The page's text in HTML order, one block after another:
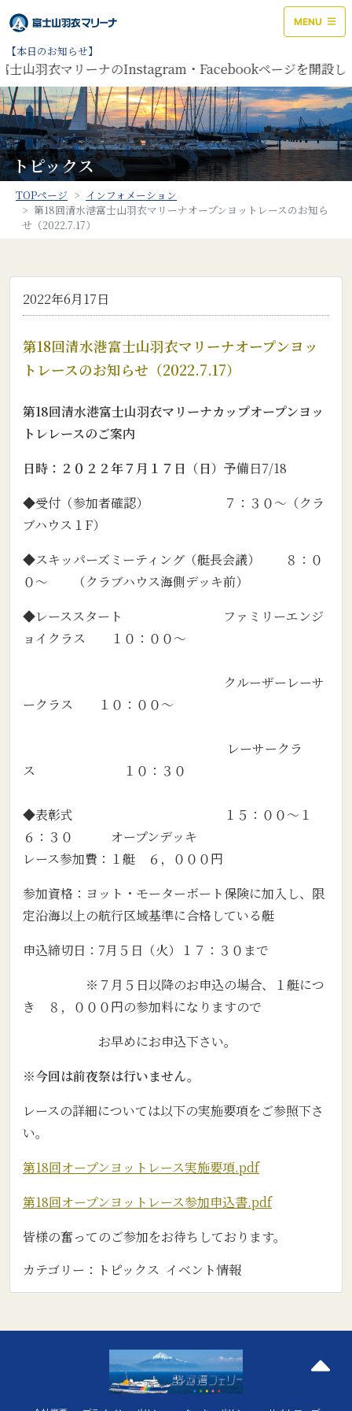
MENU
【本日のお知らせ】
山羽衣マリーナのInstagram・Facebookページを開設し
トピックス
TOPページ
インフォメーション
第18回清水港富士山羽衣マリーナオープンヨットレースのお知ら
せ（2022.7.17）
2022年6月17日
第18回清水港富士山羽衣マリーナオープンヨッ
トレースのお知らせ（2022.7.17）
第18回清水港富士山羽衣マリーナカップオープンヨッ
トレレースのご案内
日時：２０２２年７月１７日（日） 予備日7/18
◆受付（参加者確認） ７：３０～（クラ
ブハウス１F）
◆スキッパーズミーティング（艇長会議） ８：０
０～ （クラブハウス海側デッキ前）
◆レーススタート ファミリーエンジ
ョイクラス １０：００～
クルーザーレーサ
ークラス １０：００～
レーサークラ
ス １０：３０
◆表彰式 １５：００～１
６：３０ オープンデッキ
レース参加費：１艇 ６，０００円
参加資格：ヨット・モーターボート保険に加入し、限
定沿海以上の航行区域基準に合格している艇
申込締切日：7月５日（火）１７：３０まで
※７月５日以降のお申込の場合、１艇につ
き ８，０００円の参加料になりますので
お早めにお申込下さい。
※今回は前夜祭は行いません。
レースの詳細については以下の実施要項をご参照下さ
い。
第18回オープンヨットレース実施要項.pdf
第18回オープンヨットレース参加申込書.pdf
皆様の奮ってのご参加をお待ちしております。
カテゴリー： トピックス イベント情報